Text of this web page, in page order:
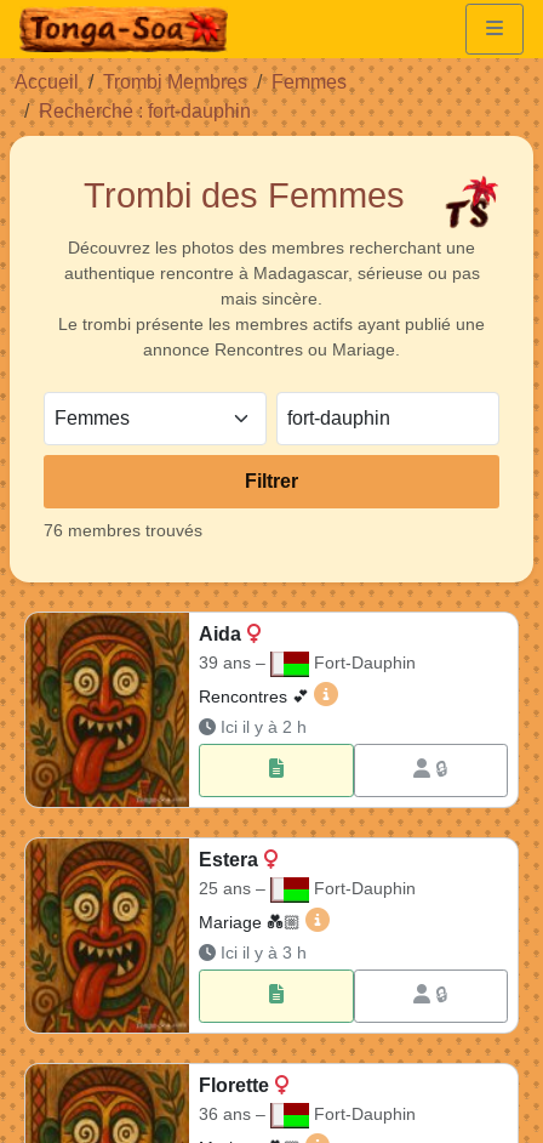
Accueil Trombi Membres
Femmes
Recherche : fort-dauphin
Trombi des Femmes
Découvrez les photos des membres recherchant une
authentique rencontre à Madagascar, sérieuse ou pas
mais sincère.
Le trombi présente les membres actifs ayant publié une
annonce Rencontres ou Mariage.
Filtrer
76 membres trouvés
Aida
39 ans –
Fort-Dauphin
Rencontres 💕
Aida 39 ans à Fort-
Ici il y à 2 h
🔒
Estera
25 ans –
Fort-Dauphin
Mariage 💑🏼​
Estera 25 ans à Fort-
Ici il y à 3 h
🔒
Florette
36 ans –
Fort-Dauphin